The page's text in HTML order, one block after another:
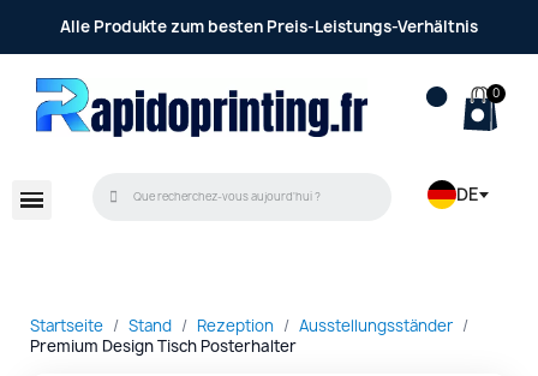
Alle Produkte zum besten Preis-Leistungs-Verhältnis
DE
Startseite Stand Rezeption
Ausstellungsständer
Premium Design Tisch Posterhalter